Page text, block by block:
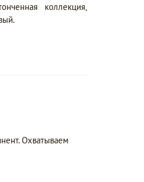
коллекция,
Охватываем